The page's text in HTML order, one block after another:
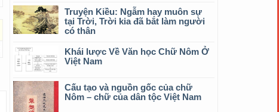
Truyện Kiều: Ngẫm hay muôn sự
tại Trời, Trời kia đã bắt làm người
có thân
Khái lược Về Văn học Chữ Nôm Ở
Việt Nam
Cấu tạo và nguồn gốc của chữ
Nôm – chữ của dân tộc Việt Nam